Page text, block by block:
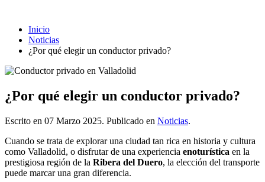
Inicio
Noticias
¿Por qué elegir un conductor privado?
¿Por qué elegir un conductor privado?
Escrito en 07 Marzo 2025. Publicado en Noticias.
Cuando se trata de explorar una ciudad tan rica en historia y cultura
como Valladolid, o disfrutar de una experiencia enoturística en la
prestigiosa región de la Ribera del Duero, la elección del transporte
puede marcar una gran diferencia.